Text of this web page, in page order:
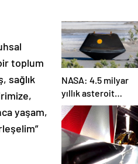
toplum
sağlık
yaşam,
NASA: 4.5 milyar
yıllık asteroit
örnekleri Dünya’ya
getirildi; yaşamın
başlangıcına ışık
tutabilir